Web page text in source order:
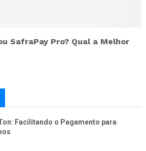
SafraPay Pro? Qual a Melhor
Facilitando o Pagamento para